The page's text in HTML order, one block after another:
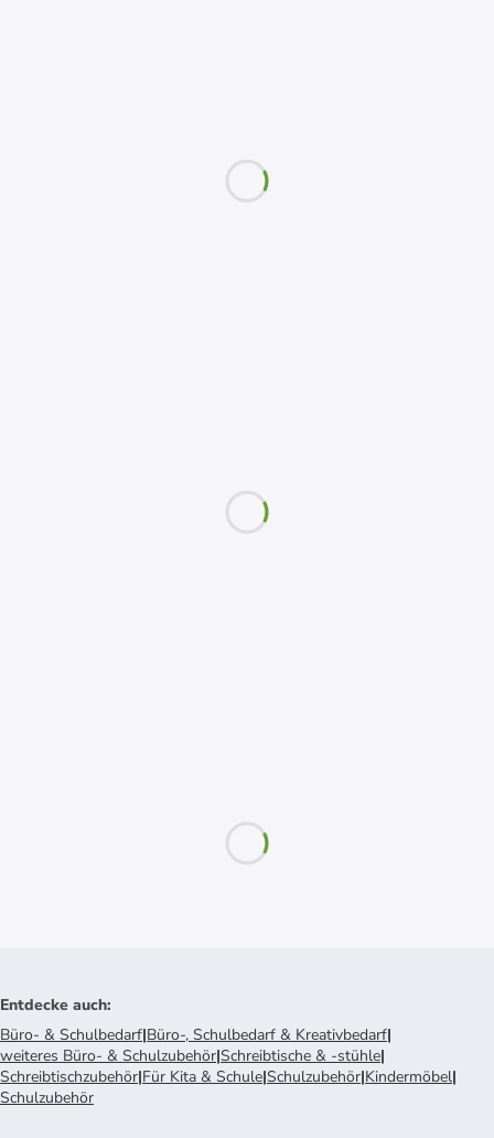
Entdecke auch:
Büro- & Schulbedarf|Büro-, Schulbedarf & Kreativbedarf|
weiteres Büro- & Schulzubehör|Schreibtische & -stühle|
Schreibtischzubehör|Für Kita & Schule|Schulzubehör|Kindermöbel|
Schulzubehör